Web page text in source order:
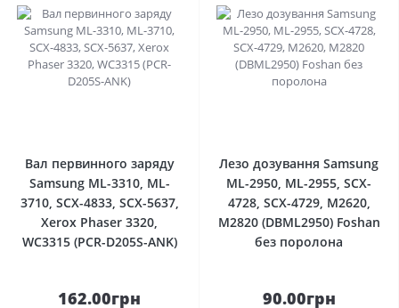
Вал первинного заряду
Samsung ML-3310, ML-
3710, SCX-4833, SCX-5637,
Xerox Phaser 3320,
WC3315 (PCR-D205S-ANK)
162.00грн
Лезо дозування Samsung
ML-2950, ML-2955, SCX-
4728, SCX-4729, M2620,
M2820 (DBML2950) Foshan
без поролона
90.00грн